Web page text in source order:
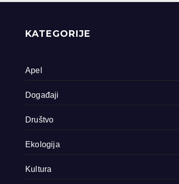
priride koja
države
KATEGORIJE
Apel
Događaji
Društvo
Ekologija
Kultura